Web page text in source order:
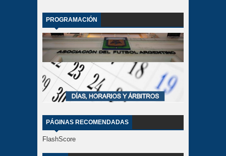
PROGRAMACIÓN
PÁGINAS RECOMENDADAS
FlashScore